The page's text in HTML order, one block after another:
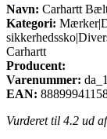
Navn: Carhartt
Kategori:
Carhartt
Producent:
Varenummer:
EAN:
Vurderet til 4.2 ud